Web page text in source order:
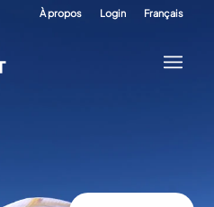
À propos Login Français